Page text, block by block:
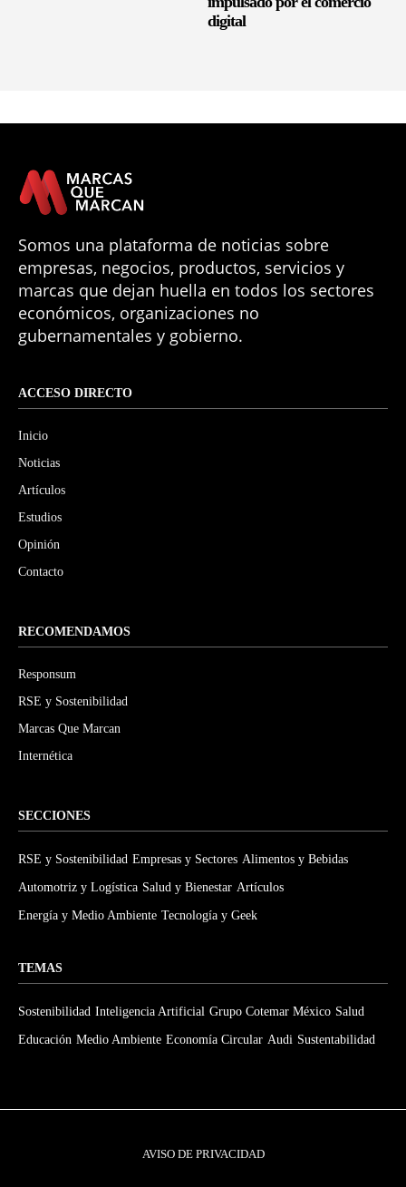
digital
Somos una plataforma de noticias sobre
empresas, negocios, productos, servicios y
marcas que dejan huella en todos los sectores
económicos, organizaciones no
gubernamentales y gobierno.
ACCESO DIRECTO
Inicio
Noticias
Artículos
Estudios
Opinión
Contacto
RECOMENDAMOS
Responsum
RSE y Sostenibilidad
Marcas Que Marcan
Internética
SECCIONES
RSE y Sostenibilidad Empresas y Sectores Alimentos y Bebidas
Automotriz y Logística Salud y Bienestar Artículos
Energía y Medio Ambiente Tecnología y Geek
TEMAS
Sostenibilidad Inteligencia Artificial Grupo Cotemar México Salud
Educación Medio Ambiente Economía Circular Audi Sustentabilidad
AVISO DE PRIVACIDAD